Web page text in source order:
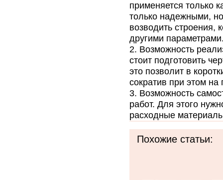
применяется только
только надежными,
возводить строения,
другими
Возможность
стоит подготовить
это позволит в
сократив при этом
Возможность
работ. Для этого
расходные
Похожие статьи: